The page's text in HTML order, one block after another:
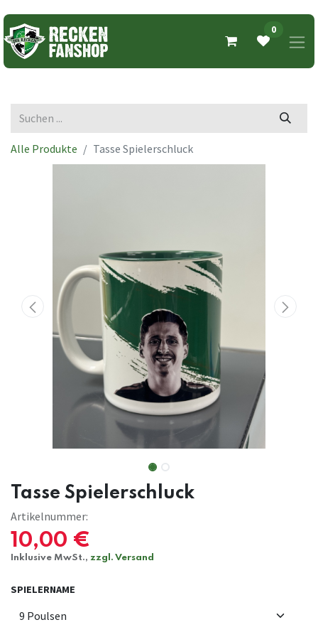
0
Alle Produkte Tasse Spielerschluck
Tasse Spielerschluck
Artikelnummer:
10,00 €
Inklusive MwSt., zzgl. Versand
SPIELERNAME